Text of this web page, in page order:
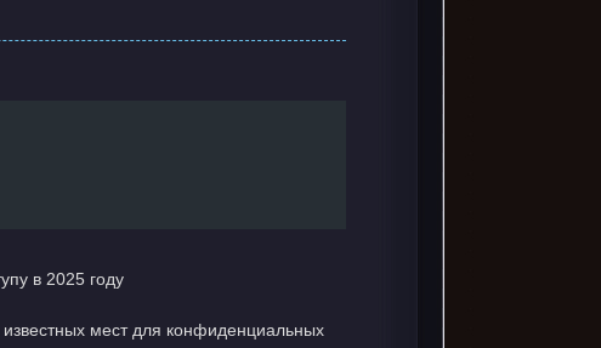
в 2025 году
мест для конфиденциальных